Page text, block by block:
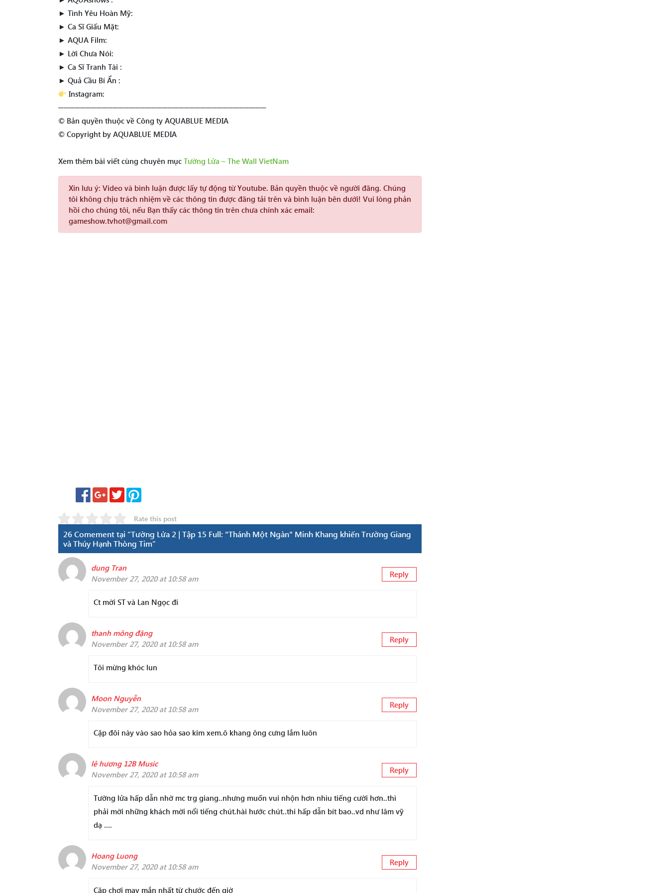
► Tình Yêu Hoàn Mỹ:
► Ca Sĩ Giấu Mặt:
► AQUA Film:
► Lời Chưa Nói:
► Ca Sĩ Tranh Tài :
► Quả Cầu Bí Ẩn :
Instagram:
──────────────────────────────────────
© Bản quyền thuộc về Công ty AQUABLUE MEDIA
© Copyright by AQUABLUE MEDIA
Xem thêm bài viết cùng chuyên mục Tường Lửa – The Wall VietNam
Xin lưu ý: Video và bình luận được lấy tự động từ Youtube. Bản quyền thuộc về người đăng. Chúng
tôi không chịu trách nhiệm về các thông tin được đăng tải trên và bình luận bên dưới! Vui lòng phản
hồi cho chúng tôi, nếu Bạn thấy các thông tin trên chưa chính xác email:
gameshow.tvhot@gmail.com
Rate this post
26 Comement tại “Tường Lửa 2 | Tập 15 Full: "Thánh Một Ngàn" Minh Khang khiến Trường Giang
và Thúy Hạnh Thòng Tim”
dung Tran
November 27, 2020 at 10:58 am
Reply
Ct mời ST và Lan Ngọc đi
thanh mông đặng
November 27, 2020 at 10:58 am
Reply
Tôi mừng khóc lun
Moon Nguyễn
November 27, 2020 at 10:58 am
Reply
Cặp đôi này vào sao hỏa sao kim xem.ô khang ông cưng lắm luôn
lê hương 12B Music
November 27, 2020 at 10:58 am
Reply
Tường lửa hấp dẫn nhờ mc trg giang..nhưng muốn vui nhộn hơn nhìu tiếng cười hơn..thì
phải mời những khách mời nổi tiếng chút.hài hước chút..thi hấp dẫn bít bao..vd như lâm vỹ
dạ ….
Hoang Luong
November 27, 2020 at 10:58 am
Reply
Cặp chơi may mắn nhất từ chước đến giờ